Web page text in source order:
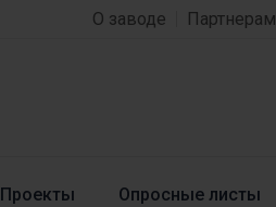
О заводе Партнерам
Проекты Опросные листы